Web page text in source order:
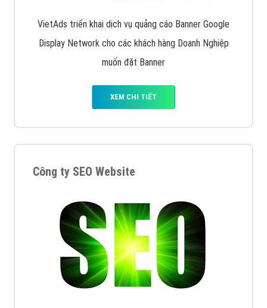
VietAds triển khai dịch vụ quảng cáo Banner Google
Display Network cho các khách hàng Doanh Nghiệp
muốn đặt Banner
XEM CHI TIẾT
Công ty SEO Website